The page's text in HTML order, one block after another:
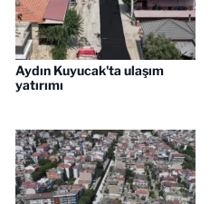
Aydın Kuyucak'ta ulaşım
yatırımı